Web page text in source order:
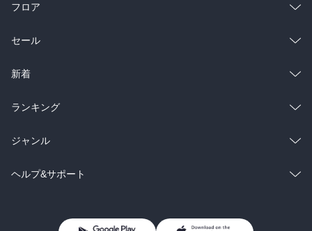
フロア
総合
ラノベ
雑誌・グラビア
BL・TL
セール
総合
ラノベ
雑誌・グラビア
BL・TL
新着
総合
ラノベ
雑誌・グラビア
ランキング
総合
ラノベ
ジャンル
コミック
ヘルプ&サポート